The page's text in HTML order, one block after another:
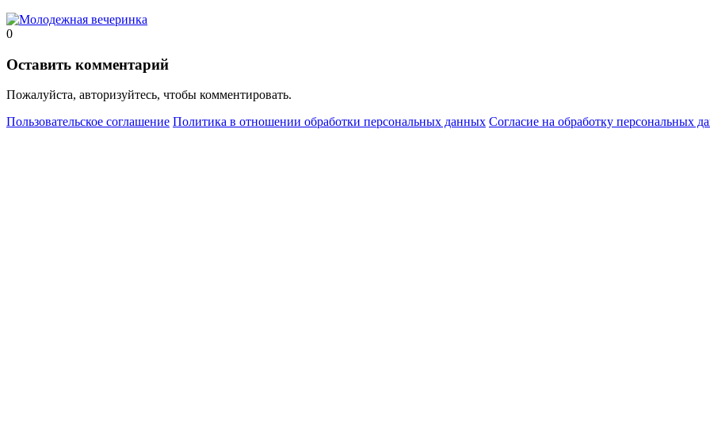
0
Оставить комментарий
Пожалуйста, авторизуйтесь, чтобы комментировать.
Пользовательское соглашение Политика в отношении обработки персональных данных Согласие на обработку персональных